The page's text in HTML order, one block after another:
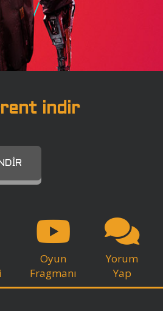
indir
Oyun
Fragmanı
Yorum
Yap